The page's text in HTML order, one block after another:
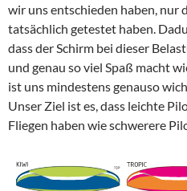
wir uns entschieden haben, nur
tatsächlich getestet haben.
dass der Schirm bei dieser
und genau so viel Spaß macht
ist uns mindestens genauso
Unser Ziel ist es, dass leichte
Fliegen haben wie schwerere